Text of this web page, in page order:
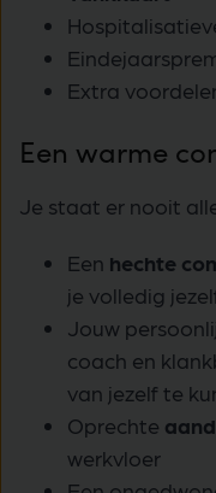
Extra
Een warme
Je staat er nooit
Een hechte
je volledig
Jouw
coach en
van jezelf te
Oprechte
werkvloer